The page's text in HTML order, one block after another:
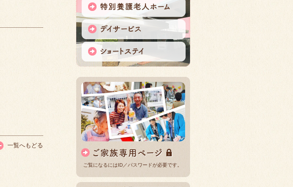
一覧へもどる
ご覧になるにはID／パスワードが必要です。